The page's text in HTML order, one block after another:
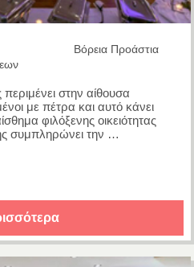
Βόρεια Προάστια
στην αίθουσα
με πέτρα και αυτό κάνει
φιλόξενης οικειότητας
συμπληρώνει την …